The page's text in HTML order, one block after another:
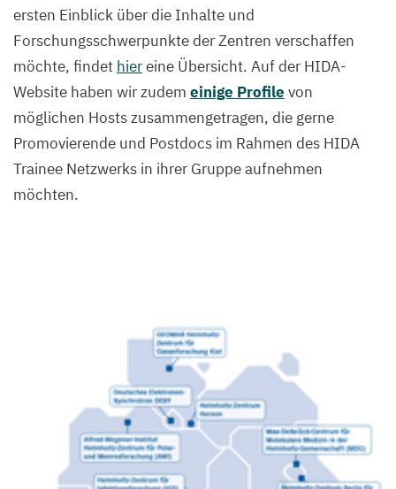
ersten Einblick über die Inhalte und
Forschungsschwerpunkte der Zentren verschaffen
möchte, findet hiereine Übersicht. Auf der HIDA-
Website haben wir zudem einige Profile von
möglichen Hosts zusammengetragen, die gerne
Promovierende und Postdocs im Rahmen des HIDA
Trainee Netzwerks in ihrer Gruppe aufnehmen
möchten.